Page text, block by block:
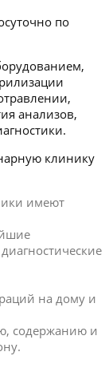
по
анализов,
клинику
имеют
на дому и
содержанию и